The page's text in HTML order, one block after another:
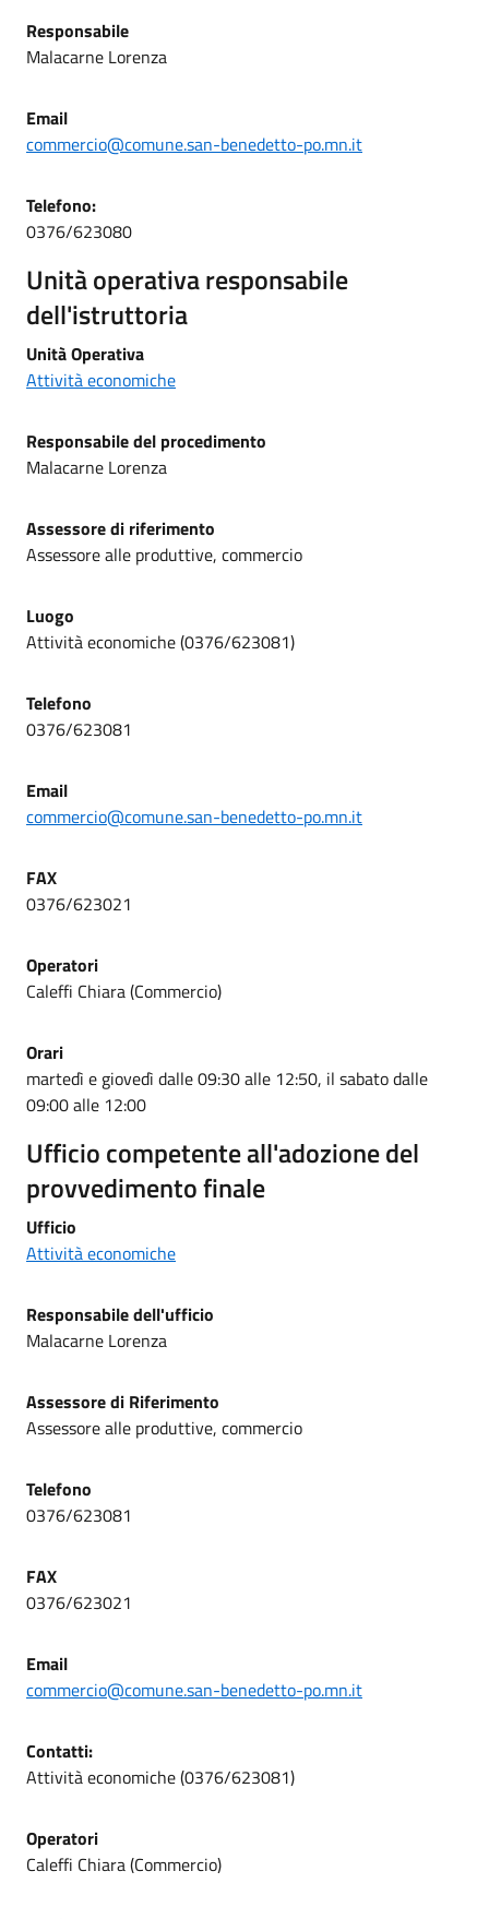
Responsabile
Malacarne Lorenza
Email
commercio@comune.san-benedetto-po.mn.it
Telefono:
0376/623080
Unità operativa responsabile
dell'istruttoria
Unità Operativa
Attività economiche
Responsabile del procedimento
Malacarne Lorenza
Assessore di riferimento
Assessore alle produttive, commercio
Luogo
Attività economiche (0376/623081)
Telefono
0376/623081
Email
commercio@comune.san-benedetto-po.mn.it
FAX
0376/623021
Operatori
Caleffi Chiara (Commercio)
Orari
martedì e giovedì dalle 09:30 alle 12:50, il sabato dalle
09:00 alle 12:00
Ufficio competente all'adozione del
provvedimento finale
Ufficio
Attività economiche
Responsabile dell'ufficio
Malacarne Lorenza
Assessore di Riferimento
Assessore alle produttive, commercio
Telefono
0376/623081
FAX
0376/623021
Email
commercio@comune.san-benedetto-po.mn.it
Contatti:
Attività economiche (0376/623081)
Operatori
Caleffi Chiara (Commercio)